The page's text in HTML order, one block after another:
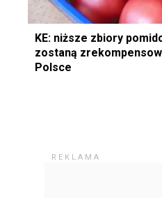
KE: niższe zbiory
zostaną
Polsce